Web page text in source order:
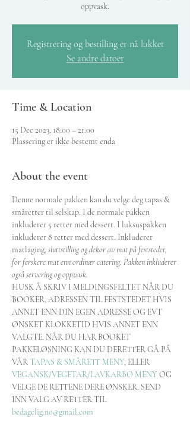
oppvask.
Registrering og bestilling er nå lukket
Se andre datoer
Time & Location
15 Dec 2023, 18:00 – 21:00
Plassering er ikke bestemt enda
About the event
Denne normale pakken kan du velge deg tapas &
småretter til selskap. I de normale pakken
inkluderer 5 retter med dessert. I luksuspakken
inkluderer 8 retter med dessert. Inkluderer
matlaging, sluttstilling og dekor av mat på feststedet,
for ferskere mat enn ordinær catering. Pakken inkluderer
også servering og oppvask.
HUSK Å SKRIV I MELDINGSFELTET NÅR DU
BOOKER, ADRESSEN TIL FESTSTEDET HVIS
ANNET ENN DIN EGEN ADRESSE OG EVT
ØNSKET KLOKKETID HVIS ANNET ENN
VALGTE. NÅR DU HAR BOOKET
PAKKELØSNING KAN DU DERETTER GÅ PÅ
VÅR TAPAS & SMÅRETT MENY, ELLER
VEGANSK/VEGETAR/LAVKARBO MENY OG
VELGE DE RETTENE DERE ØNSKER. SEND
INN VALG AV RETTER TIL
bedagelig.no@gmail.com